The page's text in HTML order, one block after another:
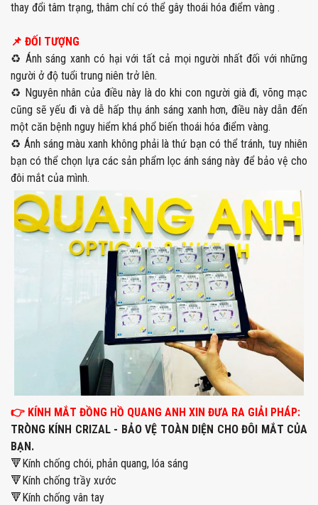
thay đổi tâm trạng, thâm chí có thể gây thoái hóa điểm vàng .
📌 ĐỐI TƯỢNG
♻️ Ánh sáng xanh có hại với tất cả mọi người nhất đối với những
người ở độ tuổi trung niên trở lên.
♻️ Nguyên nhân của điều này là do khi con người già đi, võng mạc
cũng sẽ yếu đi và dễ hấp thụ ánh sáng xanh hơn, điều này dẫn đến
một căn bệnh nguy hiểm khá phổ biến thoái hóa điểm vàng.
♻️ Ánh sáng màu xanh không phải là thứ bạn có thể tránh, tuy nhiên
bạn có thể chọn lựa các sản phẩm lọc ánh sáng này để bảo vệ cho
đôi mắt của mình.
👉 KÍNH MẮT ĐỒNG HỒ QUANG ANH XIN ĐƯA RA GIẢI PHÁP:
TRÒNG KÍNH CRIZAL - BẢO VỆ TOÀN DIỆN CHO ĐÔI MẮT CỦA
BẠN.
🔻Kính chống chói, phản quang, lóa sáng
🔻Kính chống trầy xước
🔻Kính chống vân tay